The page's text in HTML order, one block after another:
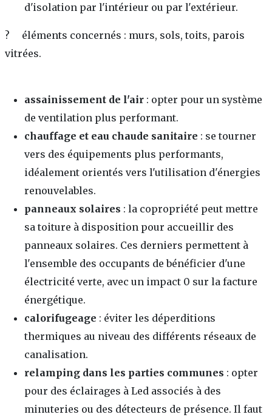
d'isolation par l'intérieur ou par l'extérieur.
? éléments concernés : murs, sols, toits, parois
vitrées.
assainissement de l'air : opter pour un système
de ventilation plus performant.
chauffage et eau chaude sanitaire : se tourner
vers des équipements plus performants,
idéalement orientés vers l'utilisation d'énergies
renouvelables.
panneaux solaires : la copropriété peut mettre
sa toiture à disposition pour accueillir des
panneaux solaires. Ces derniers permettent à
l'ensemble des occupants de bénéficier d'une
électricité verte, avec un impact 0 sur la facture
énergétique.
calorifugeage : éviter les déperditions
thermiques au niveau des différents réseaux de
canalisation.
relamping dans les parties communes : opter
pour des éclairages à Led associés à des
minuteries ou des détecteurs de présence. Il faut